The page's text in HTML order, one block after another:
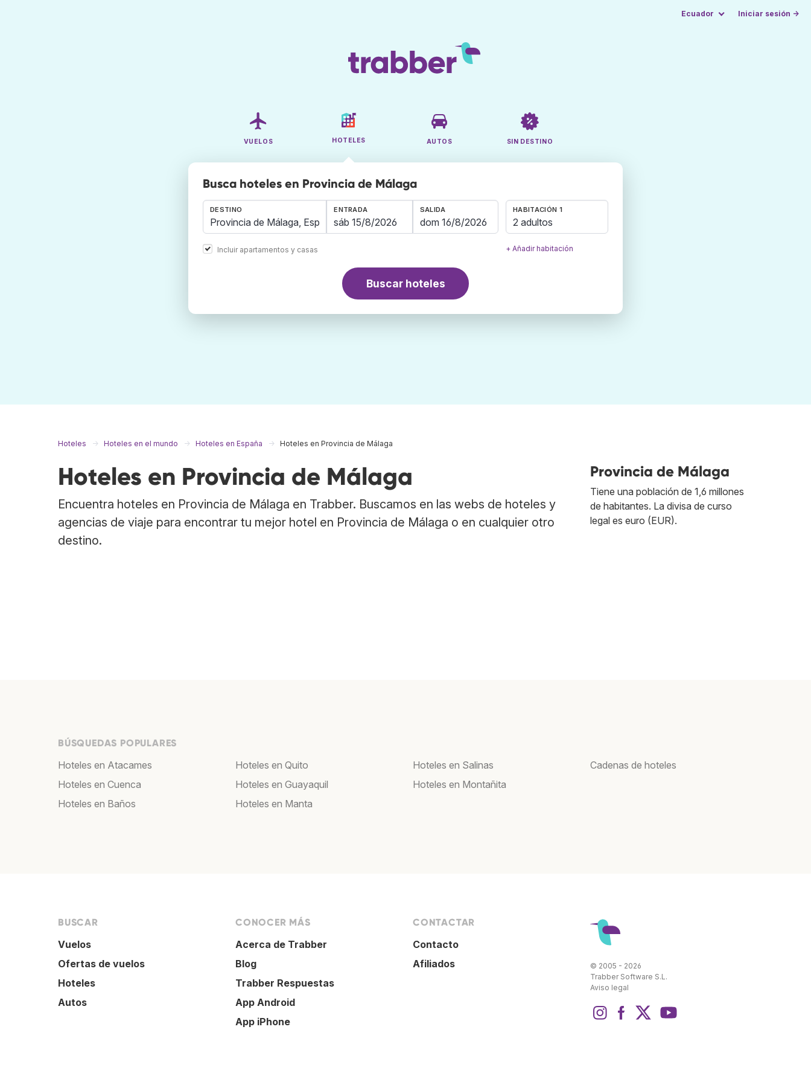
Ecuador Iniciar sesión →
VUELOS HOTELES AUTOS SIN DESTINO
Busca hoteles en Provincia de Málaga
DESTINO
Incluir apartamentos y casas
ENTRADA SALIDA HABITACIÓN 1
2 adultos
+ Añadir habitación
Buscar hoteles
Hoteles Hoteles en el mundo Hoteles en España Hoteles en Provincia de Málaga
Hoteles en Provincia de Málaga
Encuentra hoteles en Provincia de Málaga en Trabber. Buscamos en las webs de hoteles y
agencias de viaje para encontrar tu mejor hotel en Provincia de Málaga o en cualquier otro
destino.
Provincia de Málaga
Tiene una población de 1,6 millones
de habitantes. La divisa de curso
legal es euro (EUR).
BÚSQUEDAS POPULARES
Hoteles en Atacames
Hoteles en Cuenca
Hoteles en Baños
Hoteles en Quito
Hoteles en Guayaquil
Hoteles en Manta
Hoteles en Salinas
Hoteles en Montañita
Cadenas de hoteles
BUSCAR
Vuelos
Ofertas de vuelos
Hoteles
Autos
CONOCER MÁS
Acerca de Trabber
Blog
Trabber Respuestas
App Android
App iPhone
CONTACTAR
Contacto
Afiliados
© 2005 - 2026
Trabber Software S.L.
Aviso legal